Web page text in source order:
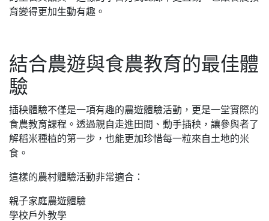
育變得更加生動有趣。
結合農遊與食農教育的最佳體
驗
插秧體驗不僅是一項有趣的農遊體驗活動，更是一堂實際的
食農教育課程。透過親自走進田間、動手插秧，讓參與者了
解稻米種植的第一步，也能更加珍惜每一粒來自土地的米
食。
這樣的農村體驗活動非常適合：
親子家庭農遊體驗
學校戶外教學